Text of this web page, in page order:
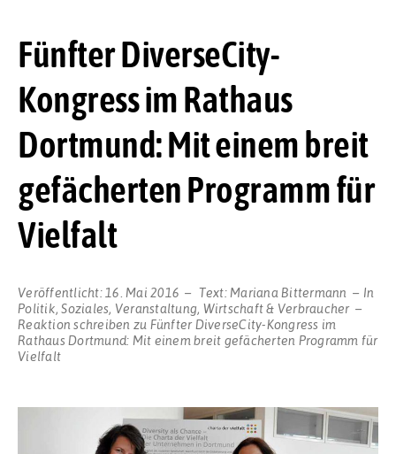
Fünfter DiverseCity-
Kongress im Rathaus
Dortmund: Mit einem breit
gefächerten Programm für
Vielfalt
Veröffentlicht: 16. Mai 2016 Text: Mariana Bittermann
In
Politik,Soziales, Veranstaltung, Wirtschaft & Verbraucher
Reaktion schreiben zu Fünfter DiverseCity-Kongress im
Rathaus Dortmund: Mit einem breit gefächerten Programm für
Vielfalt